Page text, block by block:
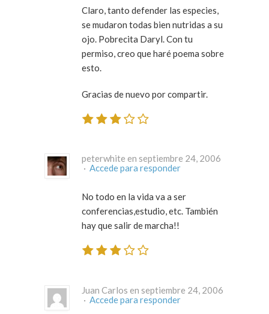
Claro, tanto defender las especies,
se mudaron todas bien nutridas a su
ojo. Pobrecita Daryl. Con tu
permiso, creo que haré poema sobre
esto.
Gracias de nuevo por compartir.
peterwhite en septiembre 24, 2006
· Accede para responder
No todo en la vida va a ser
conferencias,estudio, etc. También
hay que salir de marcha!!
Juan Carlos en septiembre 24, 2006
· Accede para responder